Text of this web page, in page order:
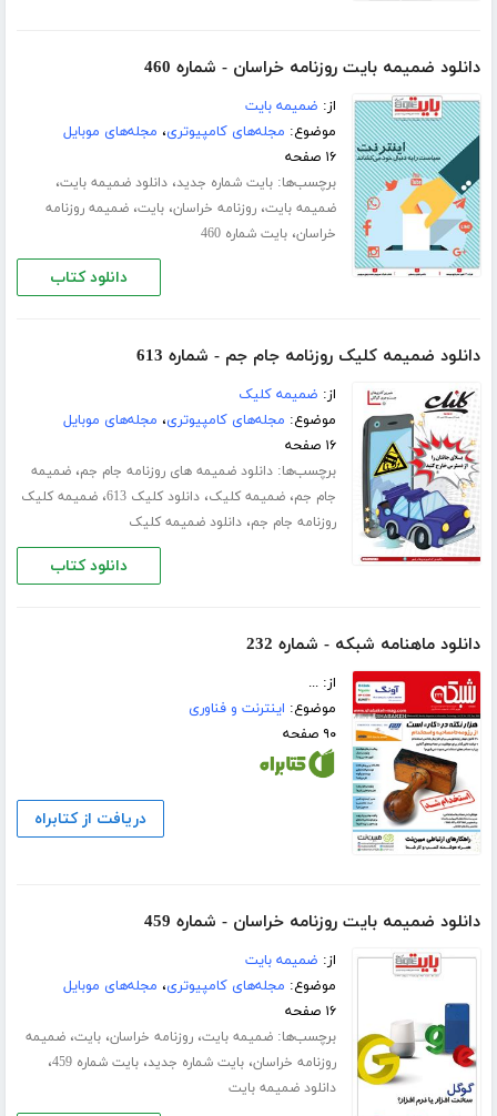
دانلود ضمیمه بایت روزنامه خراسان - شماره 460
از: ضمیمه بایت
موضوع: مجله‌های کامپیوتری، مجله‌های موبایل
۱۶ صفحه
برچسب‌ها:بایت شماره جدید،دانلود ضمیمه بایت،
ضمیمه بایت،روزنامه خراسان،بایت،ضمیمه روزنامه
خراسان،بایت شماره 460
دانلود کتاب
دانلود ضمیمه کلیک روزنامه جام جم - شماره 613
از: ضمیمه کلیک
موضوع: مجله‌های کامپیوتری، مجله‌های موبایل
۱۶ صفحه
برچسب‌ها:دانلود ضمیمه های روزنامه جام جم،ضمیمه
جام جم،ضمیمه کلیک،دانلود کلیک 613 ،ضمیمه کلیک
روزنامه جام جم،دانلود ضمیمه کلیک
دانلود کتاب
دانلود ماهنامه شبکه - شماره 232
از: ...
موضوع: اینترنت و فناوری
۹۰ صفحه
دریافت از کتابراه
دانلود ضمیمه بایت روزنامه خراسان - شماره 459
از: ضمیمه بایت
موضوع: مجله‌های کامپیوتری، مجله‌های موبایل
۱۶ صفحه
برچسب‌ها:ضمیمه بایت،روزنامه خراسان،بایت،ضمیمه
روزنامه خراسان،بایت شماره جدید،بایت شماره 459 ،
دانلود ضمیمه بایت